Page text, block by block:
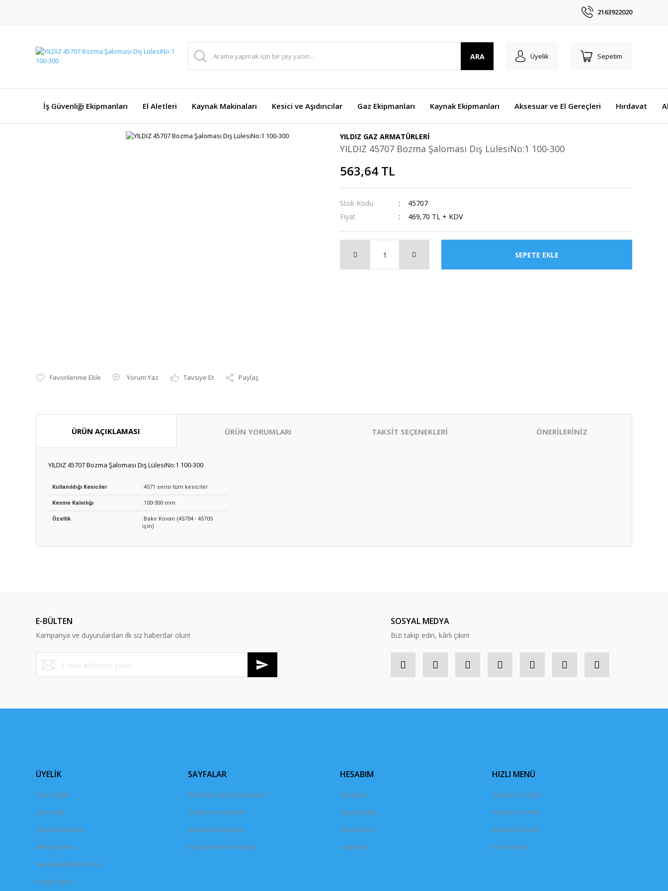
2163922020
ARA Üyelik Sepetim
İş Güvenliği Ekipmanları El Aletleri Kaynak Makinaları Kesici ve Aşıdırıcılar Gaz Ekipmanları Kaynak Ekipmanları Aksesuar ve El Gereçleri Hırdavat
Yorum Yaz Tavsiye Et Paylaş
YILDIZ GAZ ARMATÜRLERİ
YILDIZ 45707 Bozma Şaloması Dış LülesiNo:1 100-300
563,64 TL
Stok Kodu
45707
Fiyat
469,70 TL + KDV
SEPETE EKLE
ÜRÜN AÇIKLAMASI ÜRÜN YORUMLARI TAKSİT SEÇENEKLERİ ÖNERİLERİNİZ
YILDIZ 45707 Bozma Şaloması Dış LülesiNo:1 100-300
Kullanıldığı Kesiciler :4571 serisi tüm kesiciler
Kesme Kalınlığı :100-300 mm
Özellik
:Bakır Kovan (45704 - 45705
için)
Ürün bilgilerinde hatalar bulunuyor.
Ürün fiyatı diğer sitelerden daha pahalı.
Bu ürüne benzer farklı alternatifler olmalı.
E-BÜLTEN
Kampanya ve duyurulardan ilk siz haberdar olun!
SOSYAL MEDYA
Bizi takip edin, kârlı çıkın!
ÜYELİK
Yeni Üyelik
Üye Girişi
Şifremi Unuttum
İletişim Formu
Havale Bildirim Formu
Kargo Takibi
SAYFALAR
Mesafeli Satış Sözleşmesi
Gizlilik ve Güvenlik
İptal İade Koşullari
Kişisel Veriler Politikası
HESABIM
Hesabım
Sipariş Takip
Favorileriniz
Sepetiniz
HIZLI MENÜ
Sponsor Ürünler
Popüler Ürünler
İndirimli Ürünler
Yeni Ürünler